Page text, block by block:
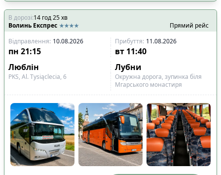
В дорозі:14 год25хв
Волинь Експрес
Прямий рейс
Відправлення: 10.08.2026 Прибуття: 11.08.2026
пн 21:15 вт 11:40
Люблін
Лубни
PKS, Al. Tysiąclecia, 6
Окружна дорога, зупинка біля
Мгарського монастиря